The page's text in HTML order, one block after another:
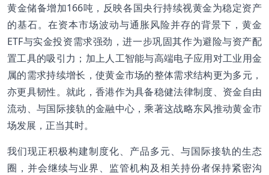
黄金储备增加166吨，反映各国央行持续视黄金为稳定资产
的基石。在资本市场波动与通胀风险并存的背景下，黄金
ETF与实金投资需求强劲，进一步巩固其作为避险与资产配
置工具的吸引力；加上人工智能与高端电子应用对工业用金
属的需求持续增长，使黄金市场的整体需求结构更为多元，
亦更具韧性。就此，香港作为具备稳健法律制度、资金自由
流动、与国际接轨的金融中心，乘著这战略东风推动黄金市
场发展，正当其时。
我们现正积极构建制度化、产品多元、与国际接轨的生态
圈，并会继续与业界、监管机构及相关持份者保持紧密沟